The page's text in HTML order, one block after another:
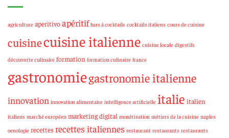
agriculture aperitivoapéritif bars à cocktails cocktails italiens cours de cuisine
cuisinecuisine italienne cuisine locale digestifs
découverte culinaire formation formation culinaire france
gastronomiegastronomie italienne
innovation innovation alimentaire intelligence artificielle italie italien
italiens marché européen marketing digital monétisation métiers de la cuisine naples
oenologie recettesrecettes italiennes restaurant restaurants restaurants